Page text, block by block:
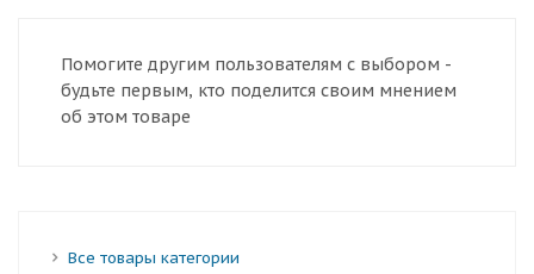
Помогите другим пользователям с выбором -
будьте первым, кто поделится своим мнением
об этом товаре
Все товары категории